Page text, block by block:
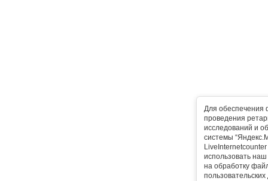
Для обеспечения
проведения
исследований и
системы
использовать
на обработку